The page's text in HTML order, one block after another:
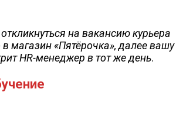
на вакансию курьера
магазин «Пятёрочка», далее вашу
HR-менеджер в тот же день.